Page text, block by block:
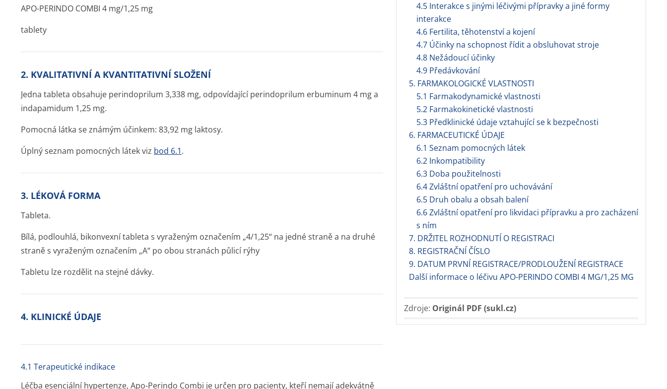
4.5 Interakce s jinými léčivými přípravky a jiné formy
interakce
4.6 Fertilita, těhotenství a kojení
4.7 Účinky na schopnost řídit a obsluhovat stroje
4.8 Nežádoucí účinky
4.9 Předávkování
5. FARMAKOLOGICKÉ VLASTNOSTI
5.1 Farmakodynamické vlastnosti
5.2 Farmakokinetické vlastnosti
5.3 Předklinické údaje vztahující se k bezpečnosti
6. FARMACEUTICKÉ ÚDAJE
6.1 Seznam pomocných látek
6.2 Inkompatibility
6.3 Doba použitelnosti
6.4 Zvláštní opatření pro uchovávání
6.5 Druh obalu a obsah balení
6.6 Zvláštní opatření pro likvidaci přípravku a pro zacházení
s ním
7. DRŽITEL ROZHODNUTÍ O REGISTRACI
8. REGISTRAČNÍ ČÍSLO
9. DATUM PRVNÍ REGISTRACE/PRODLOUŽENÍ REGISTRACE
Další informace o léčivu APO-PERINDO COMBI 4 MG/1,25 MG
Zdroje: Originál PDF (sukl.cz)
APO-PERINDO COMBI 4 mg/1,25 mg
tablety
2. KVALITATIVNÍ A KVANTITATIVNÍ SLOŽENÍ
Jedna tableta obsahuje perindoprilum 3,338 mg, odpovídající perindoprilum erbuminum 4 mg a
indapamidum 1,25 mg.
Pomocná látka se známým účinkem: 83,92 mg laktosy.
Úplný seznam pomocných látek viz bod 6.1.
3. LÉKOVÁ FORMA
Tableta.
Bílá, podlouhlá, bikonvexní tableta s vyraženým označením „4/1,25“ na jedné straně a na druhé
straně s vyraženým označením „A“ po obou stranách půlicí rýhy
Tabletu lze rozdělit na stejné dávky.
4. KLINICKÉ ÚDAJE
4.1 Terapeutické indikace
Léčba esenciální hypertenze, Apo-Perindo Combi je určen pro pacienty, kteří nemají adekvátně